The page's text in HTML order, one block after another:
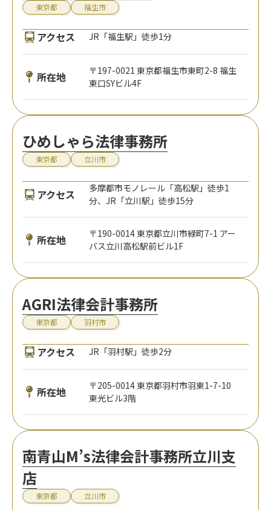
東京都 福生市
アクセス JR「福生駅」徒歩1分
所在地
〒197-0021 東京都福生市東町2-8 福生
東口SYビル4F
ひめしゃら法律事務所
東京都 立川市
アクセス
多摩都市モノレール「高松駅」徒歩1
分、JR「立川駅」徒歩15分
所在地
〒190-0014 東京都立川市緑町7-1 アー
バス立川高松駅前ビル1F
AGRI法律会計事務所
東京都 羽村市
アクセス JR「羽村駅」徒歩2分
所在地
〒205-0014 東京都羽村市羽東1-7-10
東光ビル3階
南青山M’s法律会計事務所立川支
店
東京都 立川市